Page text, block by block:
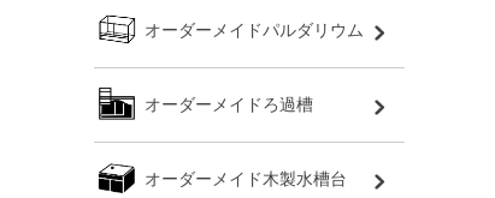
オーダーメイドパルダリウム
オーダーメイドろ過槽
オーダーメイド木製水槽台